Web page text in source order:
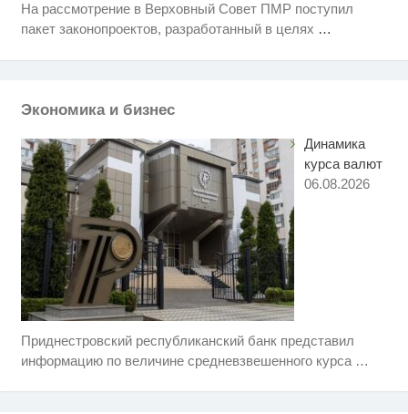
На рассмотрение в Верховный Совет ПМР поступил
пакет законопроектов, разработанный в целях …
Экономика и бизнес
Динамика
курса валют
06.08.2026
Приднестровский республиканский банк представил
информацию по величине средневзвешенного курса …
Этот танец невесты оставит вас
без слов! Пересмотрела 10 раз
i
Скрытая камера на пляже
когда их не видят...
Ролик из Омска: вы будете